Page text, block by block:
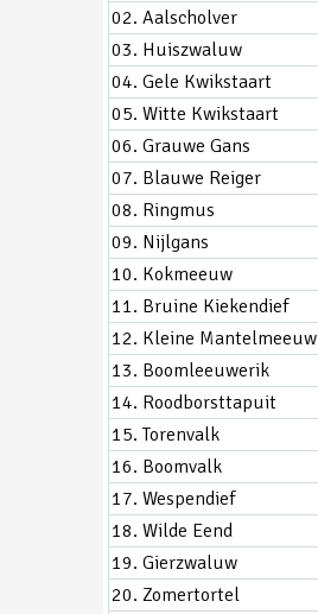
02. Aalscholver
03. Huiszwaluw
04. Gele Kwikstaart
05. Witte Kwikstaart
06. Grauwe Gans
07. Blauwe Reiger
08. Ringmus
09. Nijlgans
10. Kokmeeuw
11. Bruine Kiekendief
12. Kleine Mantelmeeuw
13. Boomleeuwerik
14. Roodborsttapuit
15. Torenvalk
16. Boomvalk
17. Wespendief
18. Wilde Eend
19. Gierzwaluw
20. Zomertortel